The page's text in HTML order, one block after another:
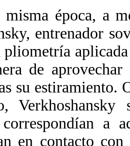
época, a
entrenador
pliometría
de
su estiramiento.
correspondían a
en contacto